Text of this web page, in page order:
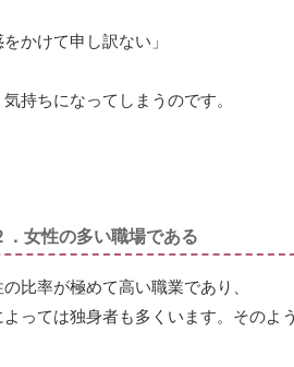
をかけて申し訳ない」
気持ちになってしまうのです。
．女性の多い職場である
比率が極めて高い職業であり、
っては独身者も多くいます。そのよ